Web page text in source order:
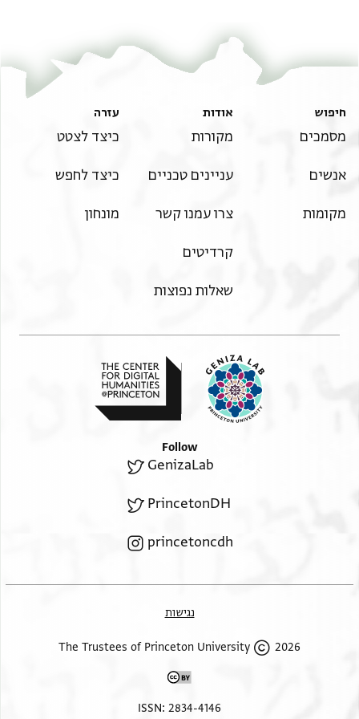
חיפוש
מסמכים
אנשים
מקומות
אודות
מקורות
עניינים טכניים
צרו עמנו קשר
קרדיטים
שאלות נפוצות
עזרה
כיצד לצטט
כיצד לחפש
מונחון
Follow
GenizaLab
PrincetonDH
princetoncdh
נגישות
2026 The Trustees of Princeton University
ISSN: 2834-4146